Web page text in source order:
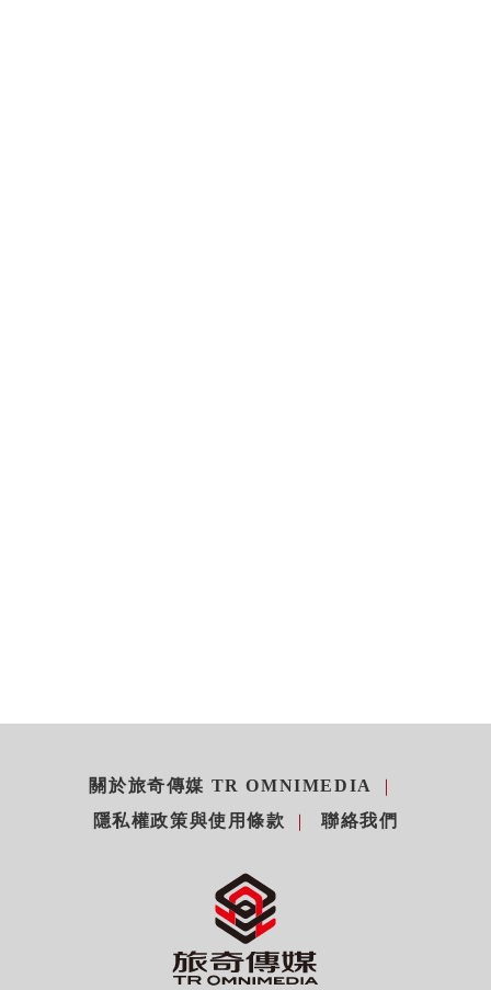
關於旅奇傳媒 TR OMNIMEDIA
隱私權政策與使用條款
聯絡我們